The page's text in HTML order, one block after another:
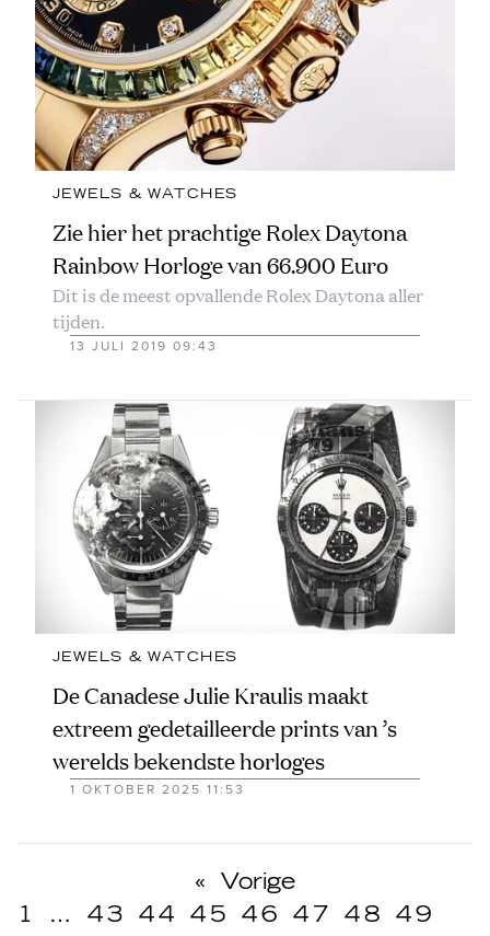
JEWELS & WATCHES
Zie hier het prachtige Rolex Daytona
Rainbow Horloge van 66.900 Euro
Dit is de meest opvallende Rolex Daytona aller
tijden.
13 JULI 2019 09:43
JEWELS & WATCHES
De Canadese Julie Kraulis maakt
extreem gedetailleerde prints van ’s
werelds bekendste horloges
1 OKTOBER 2025 11:53
«
Vorige
1
… 43 44 45 46 47 48
49